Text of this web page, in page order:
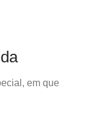
em que